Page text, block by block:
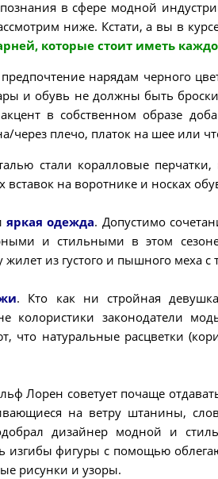
в сфере модной
ниже. Кстати, а вы в
которые стоит иметь
нарядам черного
и обувь не должны быть
в собственном образе
через плечо, платок на шее или
стали коралловые
на воротнике и носках
яркая одежда. Допустимо
и стильными в этом
из густого и пышного меха с
. Кто как ни стройная
законодатели
что натуральные расцветки
Лорен советует почаще
на ветру штанины,
дизайнер модной и
изгибы фигуры с помощью
рисунки и узоры.